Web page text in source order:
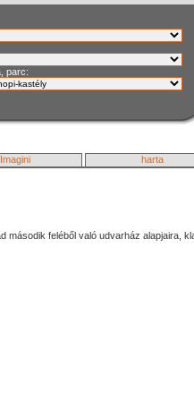
parc:
Imagini harta
második feléből való udvarház alapjaira,